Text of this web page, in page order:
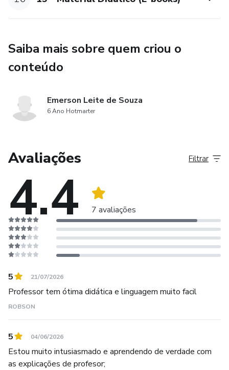
Saiba mais sobre quem criou o
conteúdo
Emerson Leite de Souza
6 Ano Hotmarter
Avaliações
4.4 7 avaliações
Filtrar
5 21/07/2026
Professor tem ótima didática e linguagem muito facil
ROBSON
5 04/06/2026
Estou muito intusiasmado e aprendendo de verdade com
as explicações de profesor;